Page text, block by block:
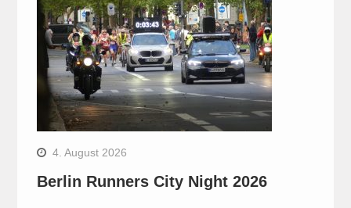
4. August 2026
Berlin Runners City Night 2026